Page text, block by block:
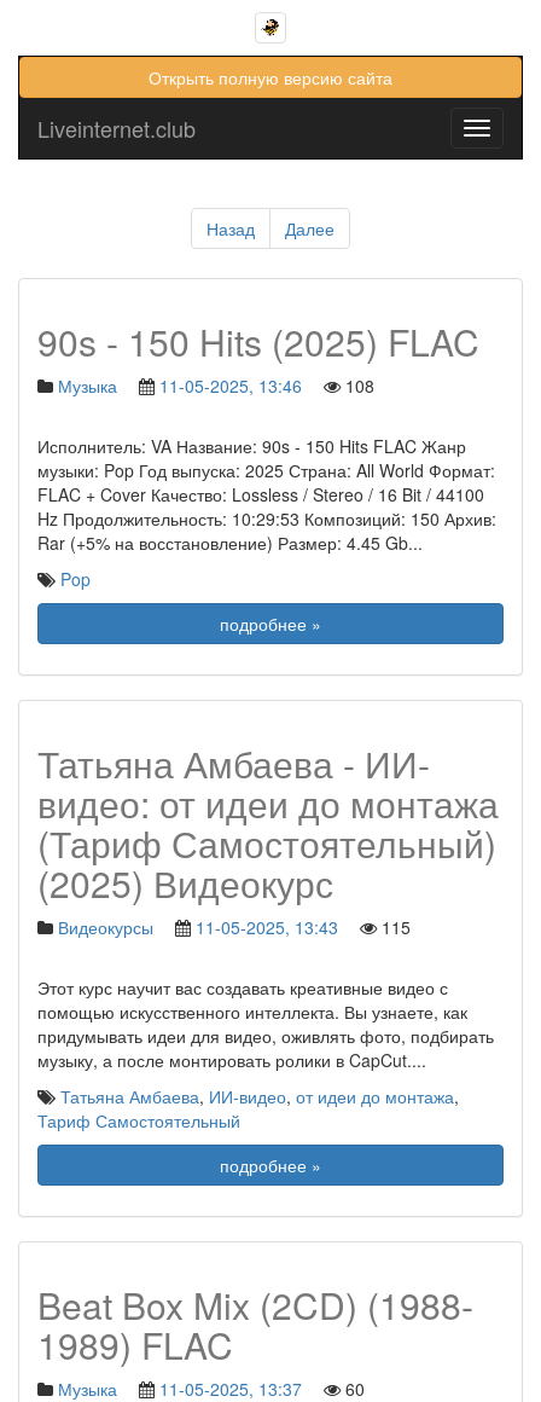
Открыть полную версию сайта
Toggle
Liveinternet.club
Назад Далее
90s - 150 Hits (2025) FLAC
Музыка 11-05-2025, 13:46 108
Исполнитель: VA Название: 90s - 150 Hits FLAC Жанр
музыки: Pop Год выпуска: 2025 Страна: All World Формат:
FLAC + Cover Качество: Lossless / Stereo / 16 Bit / 44100
Hz Продолжительность: 10:29:53 Композиций: 150 Архив:
Rar (+5% на восстановление) Размер: 4.45 Gb...
Pop
подробнее »
Татьяна Амбаева - ИИ-
видео: от идеи до монтажа
(Тариф Самостоятельный)
(2025) Видеокурс
Видеокурсы 11-05-2025, 13:43 115
Этот курс научит вас создавать креативные видео с
помощью искусственного интеллекта. Вы узнаете, как
придумывать идеи для видео, оживлять фото, подбирать
музыку, а после монтировать ролики в CapCut....
Татьяна Амбаева, ИИ-видео, от идеи до монтажа,
Тариф Самостоятельный
подробнее »
Beat Box Mix (2CD) (1988-
1989) FLAC
Музыка 11-05-2025, 13:37 60